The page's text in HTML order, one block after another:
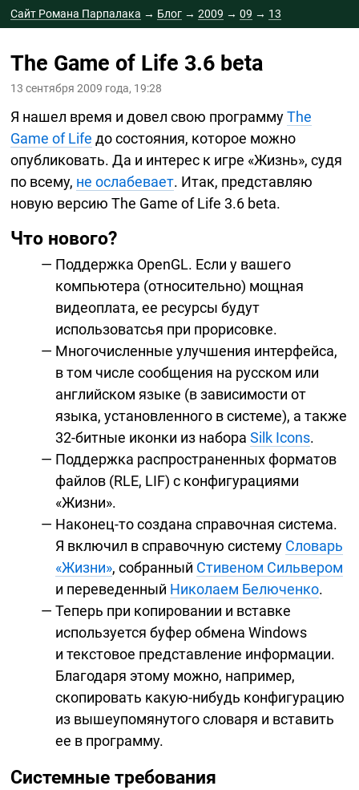
Сайт Романа Парпалака → Блог →2009 →09 → 13
The Game of Life 3.6 beta
13 сентября 2009 года, 19:28
Я нашел время и довел свою программуThe
Game of Life до состояния, которое можно
опубликовать. Да и интерес к игре «Жизнь», судя
по всему, не ослабевает. Итак, представляю
новую версию The Game of Life 3.6 beta.
Что нового?
Поддержка OpenGL. Если у вашего
компьютера (относительно) мощная
видеоплата, ее ресурсы будут
использоватсья при прорисовке.
Многочисленные улучшения интерфейса,
в том числе сообщения на русском или
английском языке (в зависимости от
языка, установленного в системе), а также
32-битные иконки из набораSilk Icons.
Поддержка распространенных форматов
файлов (RLE, LIF) с конфигурациями
«Жизни».
Наконец-тосоздана справочная система.
Я включил в справочную систему Словарь
«Жизни», собранный Стивеном Сильвером
и переведенный Николаем Белюченко.
Теперь при копировании и вставке
используется буфер обмена Windows
и текстовое представление информации.
Благодаря этому можно, например,
скопировать какую-нибудь конфигурацию
из вышеупомянутого словаря и вставить
ее в программу.
Системные требования